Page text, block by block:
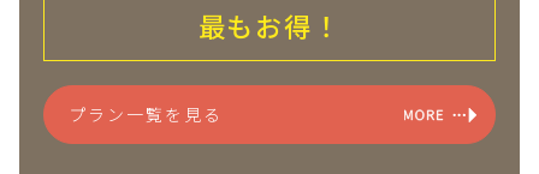
最もお得！
プラン一覧を見る